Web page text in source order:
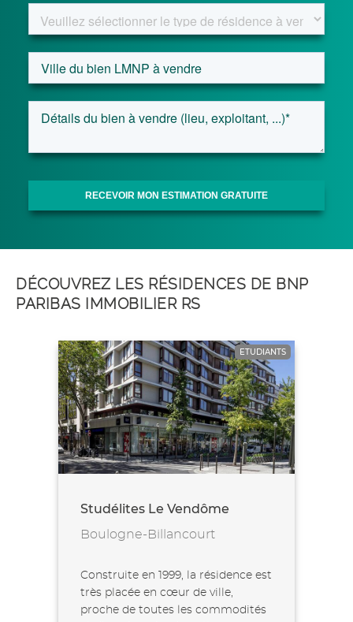
DÉCOUVREZ LES RÉSIDENCES DE BNP
PARIBAS IMMOBILIER RS
ETUDIANTS
Studélites Le Vendôme
Boulogne-Billancourt
Construite en 1999, la résidence est
très placée en cœur de ville,
proche de toutes les commodités